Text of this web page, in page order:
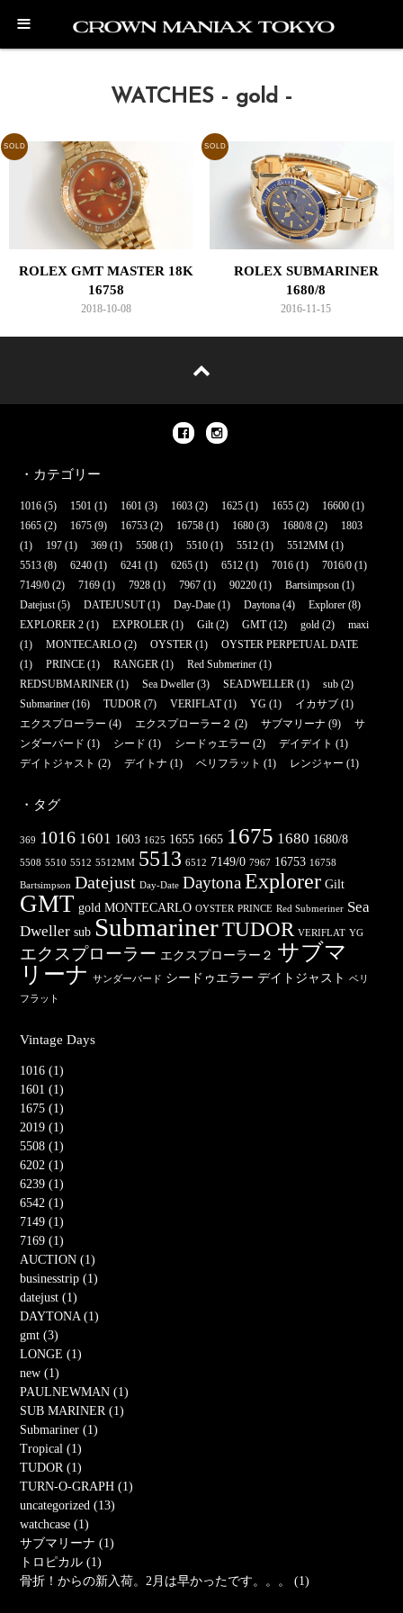
≡
WATCHES - gold -
SOLD
ROLEX GMT MASTER 18K
16758
2018-10-08
SOLD
ROLEX SUBMARINER
1680/8
2016-11-15
・カテゴリー
1016 (5) 1501 (1) 1601 (3) 1603 (2) 1625 (1) 1655 (2) 16600 (1)
1665 (2) 1675 (9) 16753 (2) 16758 (1) 1680 (3) 1680/8 (2)
1803
(1)
197 (1) 369 (1) 5508 (1) 5510 (1) 5512 (1) 5512MM (1)
5513 (8) 6240 (1) 6241 (1) 6265 (1) 6512 (1) 7016 (1) 7016/0 (1)
7149/0 (2) 7169 (1) 7928 (1) 7967 (1) 90220 (1) Bartsimpson (1)
Datejust (5) DATEJUSUT(1) Day-Date (1) Daytona (4) Explorer (8)
EXPLORER 2 (1) EXPROLER (1) Gilt (2) GMT(12) gold (2)
maxi
(1)
MONTECARLO (2) OYSTER (1)
OYSTER PERPETUAL DATE
(1)
PRINCE (1) RANGER (1) Red Submeriner (1)
REDSUBMARINER (1) Sea Dweller (3) SEADWELLER (1) sub (2)
Submariner (16) TUDOR (7) VERIFLAT(1) YG (1) イカサブ (1)
エクスプローラー (4) エクスプローラー２ (2) サブマリーナ (9)
サ
ンダーバード (1) シード (1) シードゥエラー (2) デイデイト (1)
デイトジャスト (2) デイトナ (1) ベリフラット (1) レンジャー (1)
・タグ
369 1016 1601 1603 1625 1655 1665 1675 1680 1680/8
5508 5510 5512 5512MM 5513 6512 7149/0 7967 16753 16758
Bartsimpson Datejust Day-Date Daytona Explorer Gilt
GMT gold MONTECARLO OYSTER PRINCE Red Submeriner Sea
Dweller sub SubmarinerTUDOR VERIFLAT YG
エクスプローラー エクスプローラー２ サブマ
リーナ
サンダーバード シードゥエラー デイトジャスト
ベリ
フラット
Vintage Days
1016 (1)
1601 (1)
1675 (1)
2019 (1)
5508 (1)
6202 (1)
6239 (1)
6542 (1)
7149 (1)
7169 (1)
AUCTION (1)
businesstrip (1)
datejust (1)
DAYTONA (1)
gmt (3)
LONGE (1)
new (1)
PAULNEWMAN (1)
SUB MARINER (1)
Submariner (1)
Tropical (1)
TUDOR (1)
TURN-O-GRAPH (1)
uncategorized (13)
watchcase (1)
サブマリーナ (1)
トロピカル (1)
骨折！からの新入荷。2月は早かったです。。。 (1)